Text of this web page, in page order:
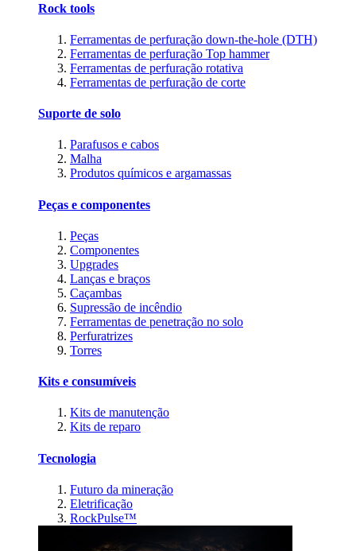
Rock tools
Ferramentas de perfuração down-the-hole (DTH)
Ferramentas de perfuração Top hammer
Ferramentas de perfuração rotativa
Ferramentas de perfuração de corte
Suporte de solo
Parafusos e cabos
Malha
Produtos químicos e argamassas
Peças e componentes
Peças
Componentes
Upgrades
Lanças e braços
Caçambas
Supressão de incêndio
Ferramentas de penetração no solo
Perfuratrizes
Torres
Kits e consumíveis
Kits de manutenção
Kits de reparo
Tecnologia
Futuro da mineração
Eletrificação
RockPulse™